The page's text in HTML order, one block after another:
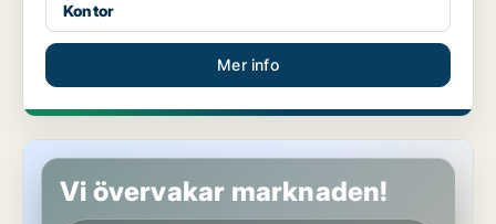
Kontor
Mer info
Butikslokal på Södermalm
Vi övervakar marknaden!